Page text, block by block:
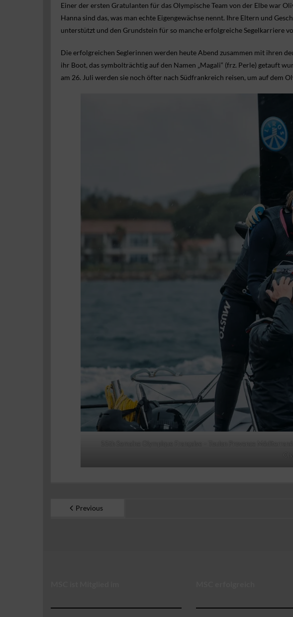
Einer der ersten Gratulanten für das Olympische Team von der Elbe war
Hanna sind das, was man echte Eigengewächse nennt. Ihre Eltern und
unterstützt und den Grundstein für so manche erfolgreiche Segelkarriere
Die erfolgreichen Seglerinnen werden heute Abend zusammen mit ihren
ihr Boot, das symbolträchtig auf den Namen „Magali“ (frz. Perle) getauft
am 26. Juli werden sie noch öfter nach Südfrankreich reisen, um auf dem
55th Semaine Olympique Française – Toulon Provence
Previous